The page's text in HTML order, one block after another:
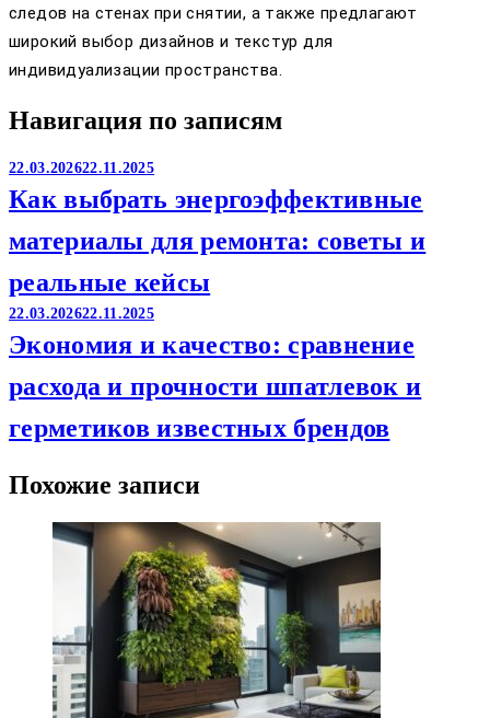
следов на стенах при снятии, а также предлагают
широкий выбор дизайнов и текстур для
индивидуализации пространства.
Навигация по записям
22.03.202622.11.2025
Как выбрать энергоэффективные
материалы для ремонта: советы и
реальные кейсы
22.03.202622.11.2025
Экономия и качество: сравнение
расхода и прочности шпатлевок и
герметиков известных брендов
Похожие записи